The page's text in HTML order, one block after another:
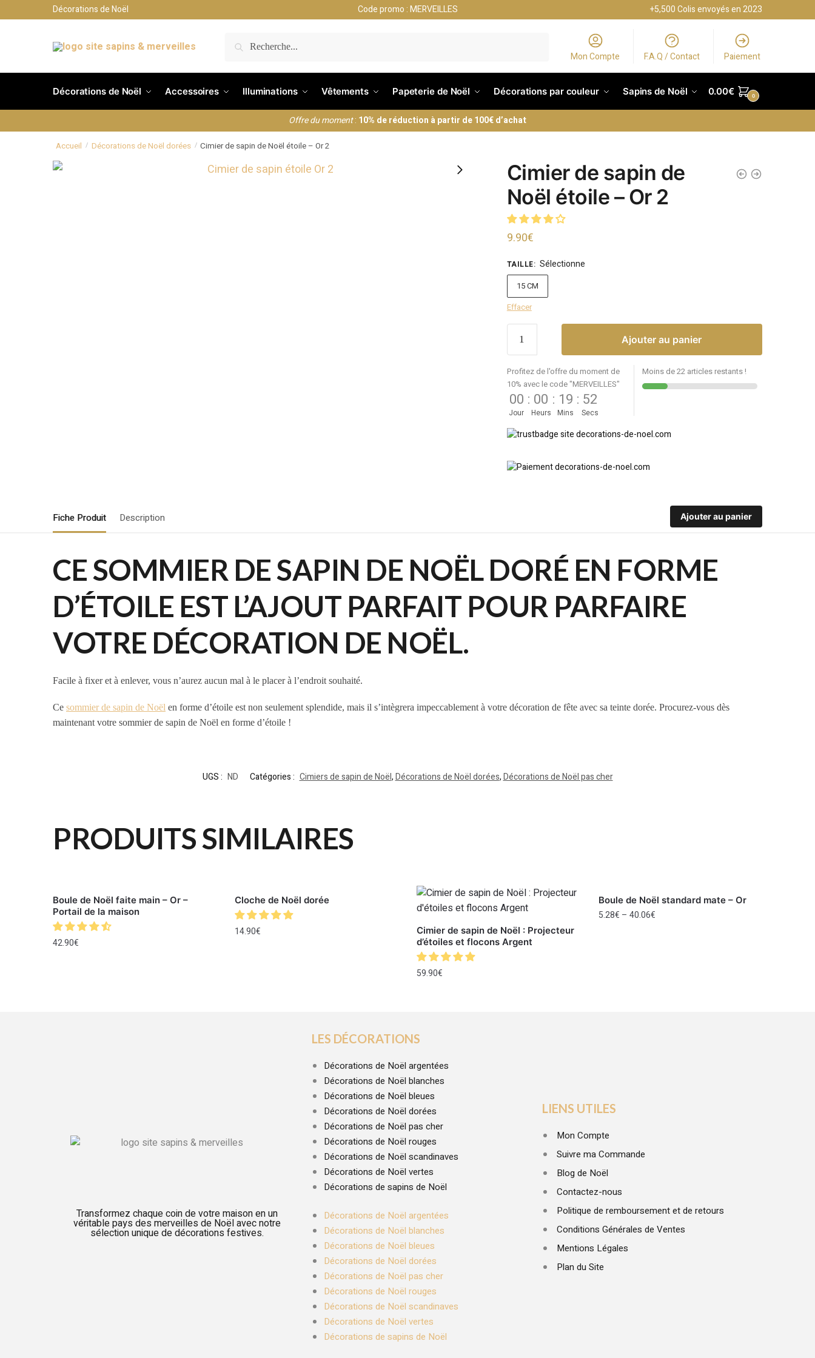
Décorations de Noël Code promo : MERVEILLES +5,500 Colis envoyés en 2023
RECHERCHE
Mon Compte F.A.Q / Contact Paiement
Décorations de Noël Accessoires Illuminations Vêtements Papeterie de Noël Décorations par couleur Sapins de Noël 0.00€ 0
Offre du moment: 10% de réduction à partir de 100€ d’achat
Accueil / Décorations de Noël dorées / Cimier de sapin de Noël étoile – Or 2
Cimier de sapin de
Noël étoile – Or 2
9.90€
TAILLE: Sélectionne
15 CM
Effacer
Ajouter au panier
Profitez de l'offre du moment de
10% avec le code "MERVEILLES"
00
Jour
: 00
Heurs
: 19
Mins
: 52
Secs
Moins de 22 articles restants !
Fiche Produit Description Ajouter au panier
CE SOMMIER DE SAPIN DE NOËL DORÉ EN FORME
D’ÉTOILE EST L’AJOUT PARFAIT POUR PARFAIRE
VOTRE DÉCORATION DE NOËL.
Facile à fixer et à enlever, vous n’aurez aucun mal à le placer à l’endroit souhaité.
Cesommier de sapin de Noël en forme d’étoile est non seulement splendide, mais il s’intègrera impeccablement à votre décoration de fête avec sa teinte dorée. Procurez-vous dès
maintenant votre sommier de sapin de Noël en forme d’étoile !
UGS : ND Catégories : Cimiers de sapin de Noël,Décorations de Noël dorées,Décorations de Noël pas cher
PRODUITS SIMILAIRES
Boule de Noël faite main – Or –
Portail de la maison
42.90€
Cloche de Noël dorée
14.90€
Cimier de sapin de Noël : Projecteur
d’étoiles et flocons Argent
59.90€
Boule de Noël standard mate – Or
5.28€ – 40.06€
Transformez chaque coin de votre maison en un
véritable pays des merveilles de Noël avec notre
sélection unique de décorations festives.
LES DÉCORATIONS
Décorations de Noël argentées
Décorations de Noël blanches
Décorations de Noël bleues
Décorations de Noël dorées
Décorations de Noël pas cher
Décorations de Noël rouges
Décorations de Noël scandinaves
Décorations de Noël vertes
Décorations de sapins de Noël
Décorations de Noël argentées
Décorations de Noël blanches
Décorations de Noël bleues
Décorations de Noël dorées
Décorations de Noël pas cher
Décorations de Noël rouges
Décorations de Noël scandinaves
Décorations de Noël vertes
Décorations de sapins de Noël
LIENS UTILES
Mon Compte
Suivre ma Commande
Blog de Noël
Contactez-nous
Politique de remboursement et de retours
Conditions Générales de Ventes
Mentions Légales
Plan du Site